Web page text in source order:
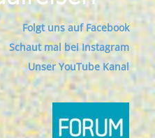
Folgt uns auf Facebook
Schaut mal bei Instagram
Unser YouTube Kanal